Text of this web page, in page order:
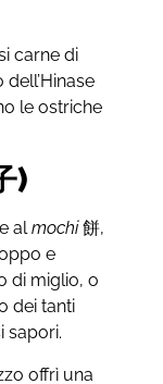
carne di
le ostriche
)
almochi餅,
e
di miglio, o
dei tanti
sapori.
offrì una